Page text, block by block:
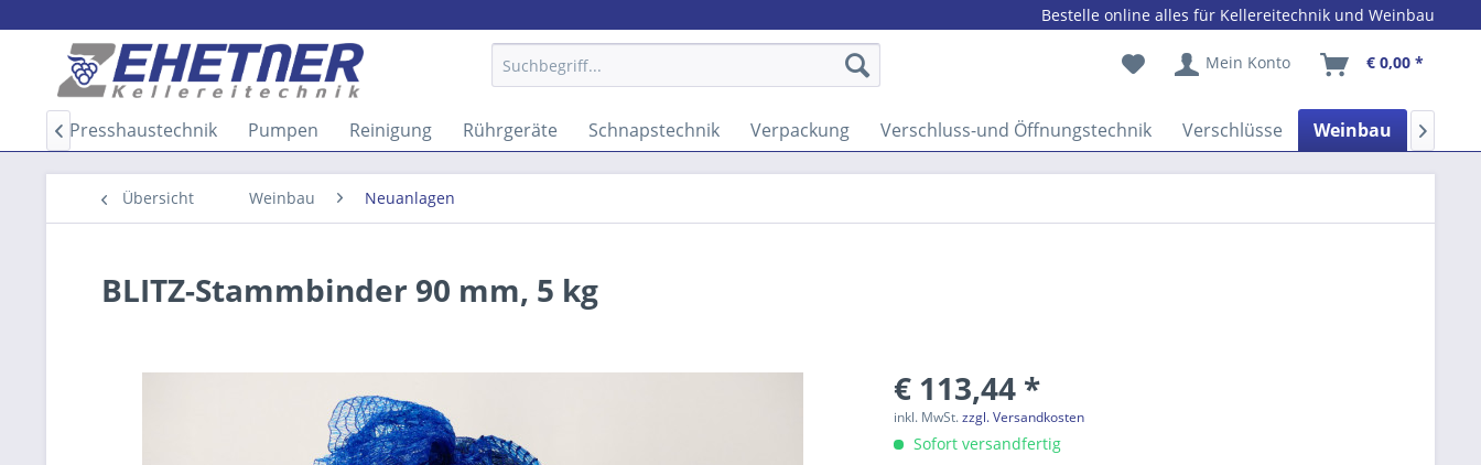
Bestelle online alles für Kellereitechnik und Weinbau
Mein Konto € 0,00 *
Presshaustechnik Pumpen Reinigung Rührgeräte Schnapstechnik Verpackung Verschluss-und Öffnungstechnik Verschlüsse Weinbau
 
Übersicht Weinbau Neuanlagen
BLITZ-Stammbinder 90 mm, 5 kg
€ 113,44 *
inkl. MwSt.zzgl. Versandkosten
Sofort versandfertig